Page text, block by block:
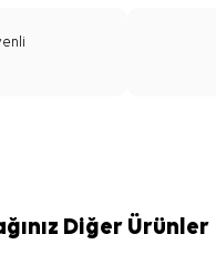
Diğer Ürünler